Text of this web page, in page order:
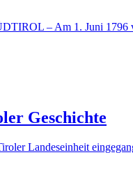
– Am 1. Juni 1796
Geschichte
Landeseinheit